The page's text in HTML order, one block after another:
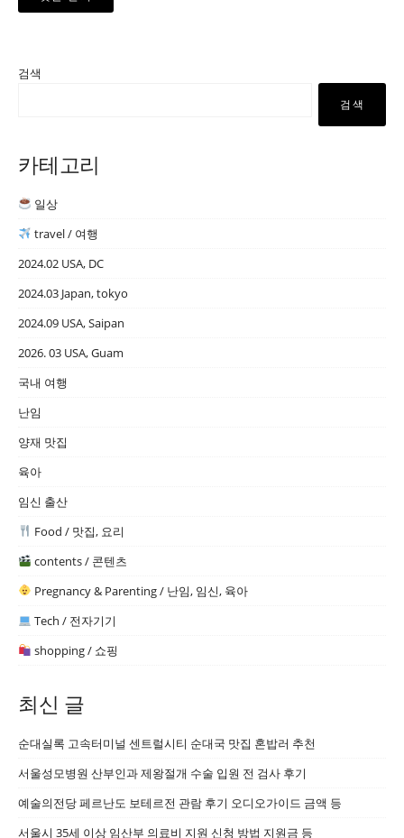
검색
검색
카테고리
일상
travel / 여행
2024.02 USA, DC
2024.03 Japan, tokyo
2024.09 USA, Saipan
2026. 03 USA, Guam
국내 여행
난임
양재 맛집
육아
임신 출산
Food / 맛집, 요리
contents / 콘텐츠
Pregnancy & Parenting / 난임, 임신, 육아
Tech / 전자기기
shopping / 쇼핑
최신 글
순대실록 고속터미널 센트럴시티 순대국 맛집 혼밥러 추천
서울성모병원 산부인과 제왕절개 수술 입원 전 검사 후기
예술의전당 페르난도 보테르전 관람 후기 오디오가이드 금액 등
서울시 35세 이상 임산부 의료비 지원 신청 방법 지원금 등